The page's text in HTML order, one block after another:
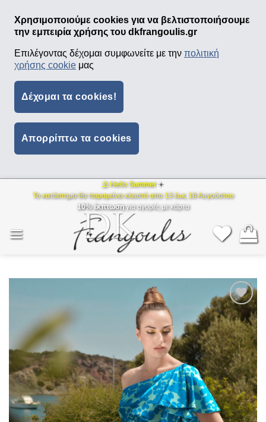
Χρησιμοποιούμε cookies για να βελτιστοποιήσουμε
την εμπειρία χρήσης του dkfrangoulis.gr
Επιλέγοντας δέχομαι συμφωνείτε με την πολιτική
χρήσης cookie μας
Δέχομαι τα cookies!
Απορρίπτω τα cookies
⛱ Hello Summer ☀️
Το κατάστημα θα παραμείνει κλειστό απο 13 έως 18 Αυγούστου
10% έκπτωσηγια αγορές με κάρτα
Add to
wishlist